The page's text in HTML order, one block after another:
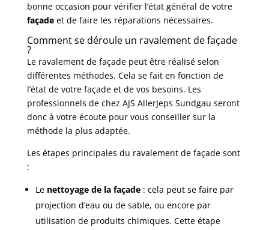
bonne occasion pour vérifier l’état général de votre
façadeet de faire les réparations nécessaires.
Comment se déroule un ravalement de façade
?
Le ravalement de façadepeut être réalisé selon
différentes méthodes. Cela se fait en fonction de
l’état de votre façade et de vos besoins. Les
professionnels de chez AJS AllerJeps Sundgau seront
donc à votre écoute pour vous conseiller sur la
méthode la plus adaptée.
Les étapes principales du ravalement de façade sont
:
Le nettoyage de la façade: cela peut se faire par
projection d’eau ou de sable, ou encore par
utilisation de produits chimiques. Cette étape